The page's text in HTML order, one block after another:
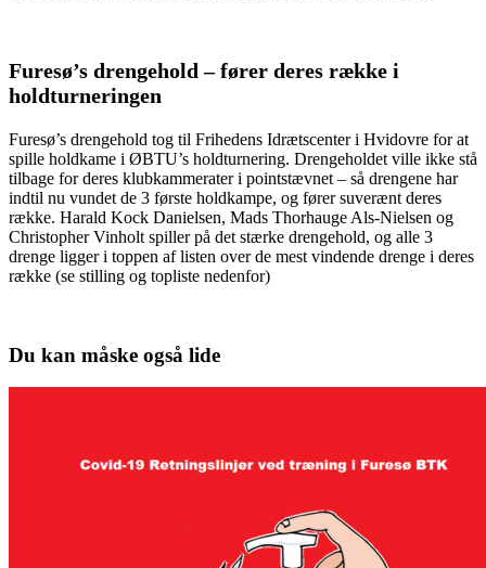
Furesø’s drengehold – fører deres række i
holdturneringen
Furesø’s drengehold tog til Frihedens Idrætscenter i Hvidovre for at
spille holdkame i ØBTU’s holdturnering. Drengeholdet ville ikke stå
tilbage for deres klubkammerater i pointstævnet – så drengene har
indtil nu vundet de 3 første holdkampe, og fører suverænt deres
række. Harald Kock Danielsen, Mads Thorhauge Als-Nielsen og
Christopher Vinholt spiller på det stærke drengehold, og alle 3
drenge ligger i toppen af listen over de mest vindende drenge i deres
række (se stilling og topliste nedenfor)
Du kan måske også lide